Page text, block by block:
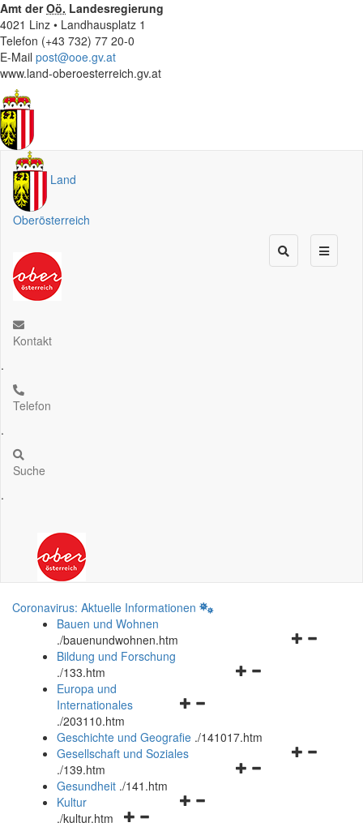
Amt derOö. Landesregierung
4021 Linz • Landhausplatz 1
Telefon (+43 732) 77 20-0
E-Mail post@ooe.gv.at
www.land-oberoesterreich.gv.at
Land
Oberösterreich
Kontakt
.
Telefon
.
Suche
.
Coronavirus: Aktuelle Informationen
Bauen und Wohnen
./bauenundwohnen.htm
Navigationsmenü
Bildung und Forschung
./133.htm
Navigationsmenü
und
schließen
Europa und
Internationales
./203110.htm
Geschichte und Geografie ./141017.htm
Navigationsmenü
Gesellschaft und Soziales
./139.htm
Navigationsmenü
Gesundheit ./141.htm
Navigationsmenü
Kultur
./kultur.htm